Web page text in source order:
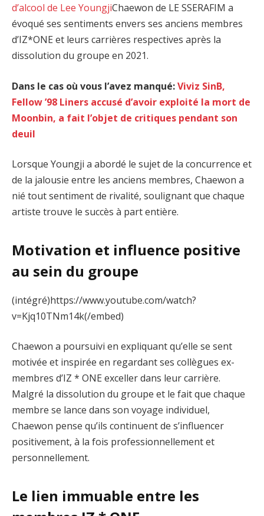
d’alcool de Lee YoungjiChaewon de LE SSERAFIM a
évoqué ses sentiments envers ses anciens membres
d’IZ*ONE et leurs carrières respectives après la
dissolution du groupe en 2021.
Dans le cas où vous l’avez manqué:Viviz SinB,
Fellow ’98 Liners accusé d’avoir exploité la mort de
Moonbin, a fait l’objet de critiques pendant son
deuil
Lorsque Youngji a abordé le sujet de la concurrence et
de la jalousie entre les anciens membres, Chaewon a
nié tout sentiment de rivalité, soulignant que chaque
artiste trouve le succès à part entière.
Motivation et influence positive
au sein du groupe
(intégré)https://www.youtube.com/watch?
v=Kjq10TNm14k(/embed)
Chaewon a poursuivi en expliquant qu’elle se sent
motivée et inspirée en regardant ses collègues ex-
membres d’IZ * ONE exceller dans leur carrière.
Malgré la dissolution du groupe et le fait que chaque
membre se lance dans son voyage individuel,
Chaewon pense qu’ils continuent de s’influencer
positivement, à la fois professionnellement et
personnellement.
Le lien immuable entre les